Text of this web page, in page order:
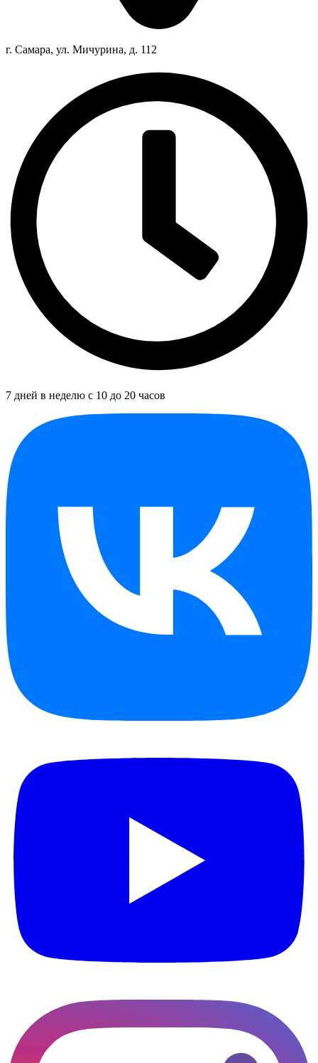
г. Самара, ул. Мичурина, д. 112
7 дней в неделю с 10 до 20 часов